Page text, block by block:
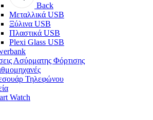
Back
Μεταλλικά USB
Ξύλινα USB
Πλαστικά USB
Plexi Glass USB
Ασύρματης Φόρτισης
Τηλεφώνου
Watch